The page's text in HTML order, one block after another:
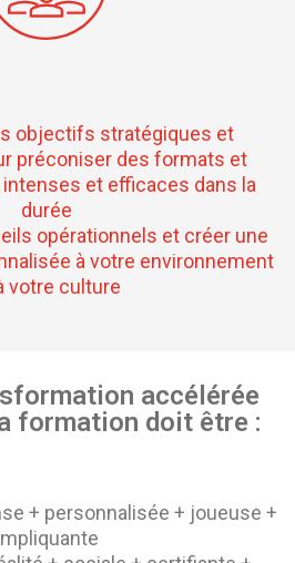
objectifs stratégiques et
préconiser des formats et
et efficaces dans la
durée
opérationnels et créer une
à votre environnement
votre culture
accélérée
formation doit être :
+ personnalisée + joueuse +